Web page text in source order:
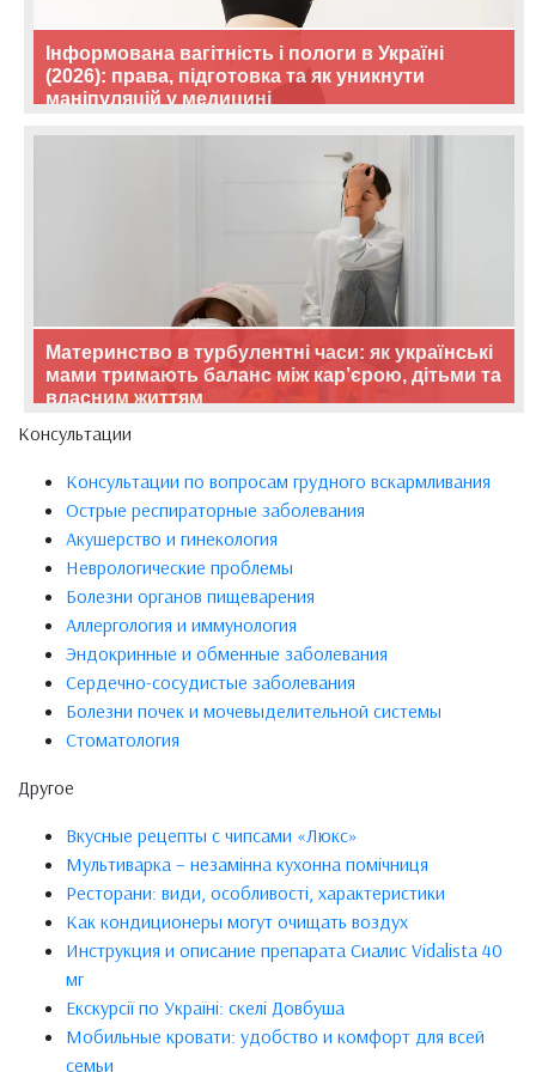
Інформована вагітність і пологи в Україні
(2026): права, підготовка та як уникнути
маніпуляцій у медицині
Материнство в турбулентні часи: як українські
мами тримають баланс між кар’єрою, дітьми та
власним життям
Консультации
Консультации по вопросам грудного вскармливания
Острые респираторные заболевания
Акушерство и гинекология
Неврологические проблемы
Болезни органов пищеварения
Аллергология и иммунология
Эндокринные и обменные заболевания
Сердечно-сосудистые заболевания
Болезни почек и мочевыделительной системы
Стоматология
Другое
Вкусные рецепты с чипсами «Люкс»
Мультиварка – незамінна кухонна помічниця
Ресторани: види, особливості, характеристики
Как кондиционеры могут очищать воздух
Инструкция и описание препарата Сиалис Vidalista 40
мг
Екскурсії по Україні: скелі Довбуша
Мобильные кровати: удобство и комфорт для всей
семьи